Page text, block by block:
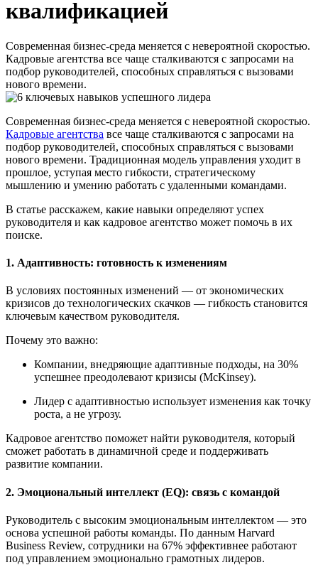
квалификацией
Современная бизнес-среда меняется с невероятной скоростью.
Кадровые агентства все чаще сталкиваются с запросами на
подбор руководителей, способных справляться с вызовами
нового времени.
Современная бизнес-среда меняется с невероятной скоростью.
Кадровые агентства все чаще сталкиваются с запросами на
подбор руководителей, способных справляться с вызовами
нового времени. Традиционная модель управления уходит в
прошлое, уступая место гибкости, стратегическому
мышлению и умению работать с удаленными командами.
В статье расскажем, какие навыки определяют успех
руководителя и как кадровое агентство может помочь в их
поиске.
1. Адаптивность: готовность к изменениям
В условиях постоянных изменений — от экономических
кризисов до технологических скачков — гибкость становится
ключевым качеством руководителя.
Почему это важно:
Компании, внедряющие адаптивные подходы, на 30%
успешнее преодолевают кризисы (McKinsey).
Лидер с адаптивностью использует изменения как точку
роста, а не угрозу.
Кадровое агентство поможет найти руководителя, который
сможет работать в динамичной среде и поддерживать
развитие компании.
2. Эмоциональный интеллект (EQ): связь с командой
Руководитель с высоким эмоциональным интеллектом — это
основа успешной работы команды. По данным Harvard
Business Review, сотрудники на 67% эффективнее работают
под управлением эмоционально грамотных лидеров.